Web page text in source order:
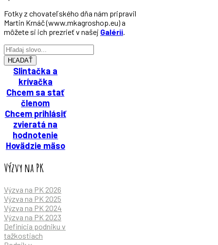
Fotky z chovateľského dňa nám pripravil
Martin Krnáč (www.mkagroshop.eu) a
môžete si ich prezrieť v našej Galérii.
HĽADAŤ
Slintačka a
krívačka
Chcem sa stať
členom
Chcem prihlásiť
zvieratá na
hodnotenie
Hovädzie mäso
Výzvy na PK
Výzva na PK 2026
Výzva na PK 2025
Výzva na PK 2024
Výzva na PK 2023
Definícia podniku v
tažkostiach